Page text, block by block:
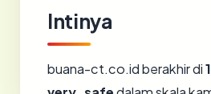
Intinya
buana-ct.co.id berakhir di